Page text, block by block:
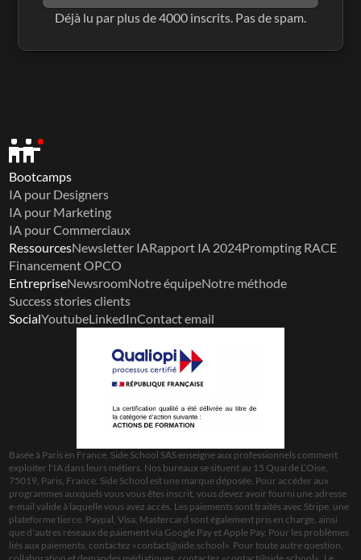
Déjà lu par plus de 4000 inscrits. Pas de spam.
Bootcamps
IA pour Designers
IA pour Marketing
IA pour Commerciaux
RessourcesNewsletter IARapport IA 2024Prompting RACE
Financement OPCO
EntrepriseNewsroomNotre équipeNotre méthode
Success stories clients
SocialYoutubeLinkedInContact email
Basée à Paris en France, Side School SAS enseigne aux professionnels comment
exploiter l'IA dans leurs métiers. Nos bureaux se situent au 15 Quai de L’Oise,
75019, Paris, France. Side School est une marque déposée. Pour accéder aux
programmes auxquels vous vous êtes inscrit, vous devez avoir fourni une adresse
e-mail valide à laquelle vous avez accès. Les paiements sont traités avec Stripe, une
plateforme tierce. Paypal, Visa, Mastercard sont également pris en charge, ainsi
que d'autres réseaux de paiement via Google Pay et Apple Pay. Pour les problèmes
liés aux paiements, contactez «contact@side.school». Pour toute autre question,